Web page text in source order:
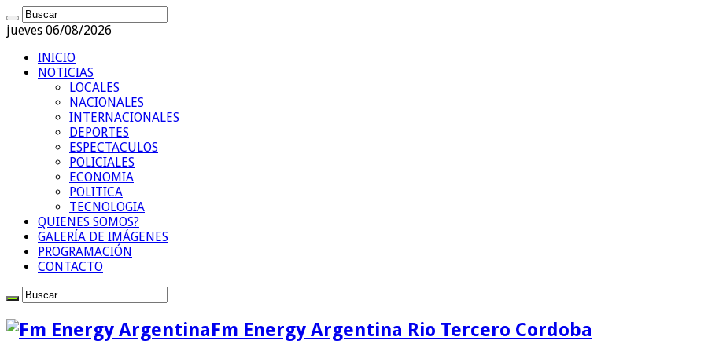
jueves 06/08/2026
INICIO
NOTICIAS
LOCALES
NACIONALES
INTERNACIONALES
DEPORTES
ESPECTACULOS
POLICIALES
ECONOMIA
POLITICA
TECNOLOGIA
QUIENES SOMOS?
GALERÍA DE IMÁGENES
PROGRAMACIÓN
CONTACTO
Fm Energy Argentina Rio Tercero Cordoba